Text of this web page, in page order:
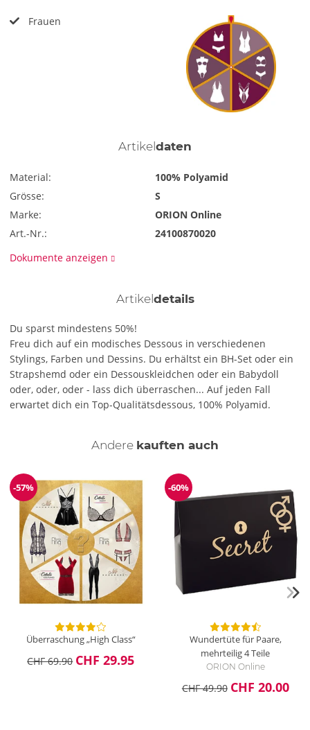
Frauen
Artikel daten
Material:
100% Polyamid
Grösse:
S
Marke:
ORION Online
Art.-Nr.:
24100870020
Dokumente anzeigen
Artikel details
Du sparst mindestens 50%!
Freu dich auf ein modisches Dessous in verschiedenen
Stylings, Farben und Dessins. Du erhältst ein BH-Set oder ein
Strapshemd oder ein Dessouskleidchen oder ein Babydoll
oder, oder, oder - lass dich überraschen... Auf jeden Fall
erwartet dich ein Top-Qualitätsdessous, 100% Polyamid.
Andere kauften auch
Reduzierung
-57%
Überraschung „High Class“
CHF 69.90 CHF 29.95
Reduzierung
-60%
Wundertüte für Paare,
mehrteilig4 Teile
ORION Online
CHF 49.90 CHF 20.00